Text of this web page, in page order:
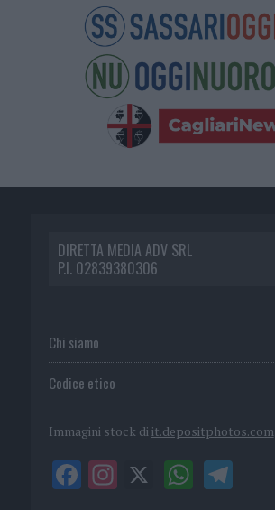
DIRETTA MEDIA ADV SRL
P.I. 02839380306
Chi siamo
Codice etico
Immagini stock di it.depositphotos.com